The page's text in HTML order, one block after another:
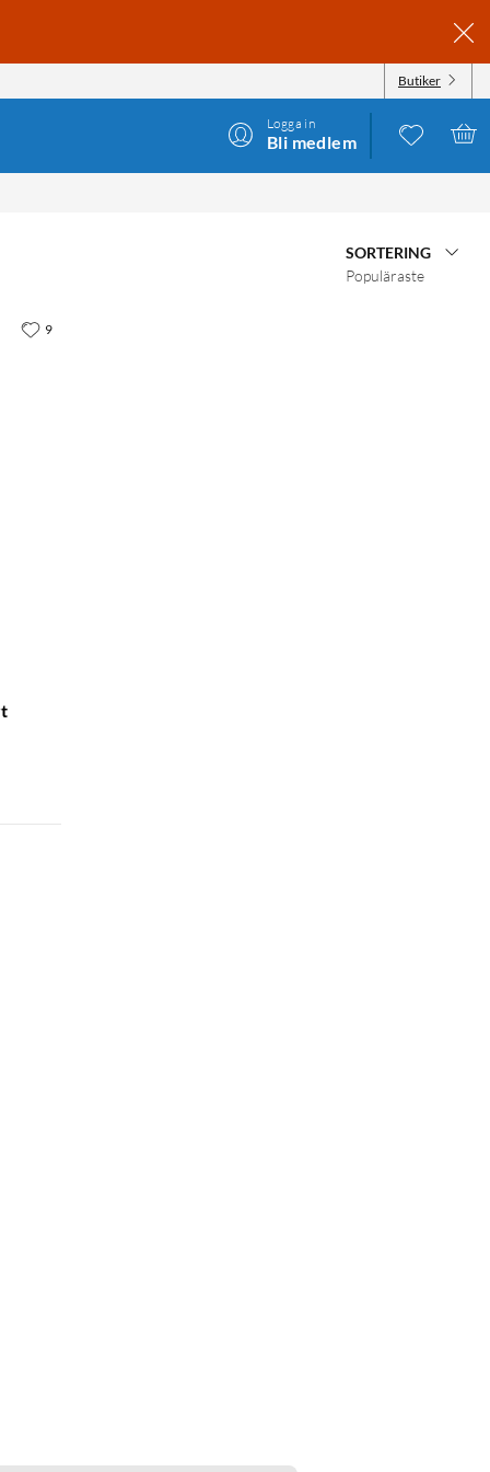
Butiker
Logga in
Bli medlem
SORTERING
Populäraste
9